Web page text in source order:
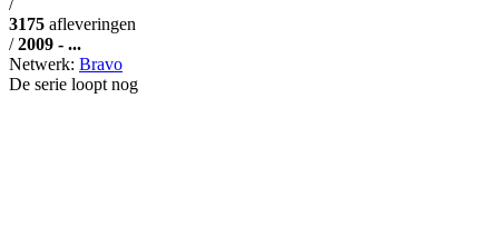
3175 afleveringen
/ 2009 - ...
Netwerk: Bravo
De serie loopt nog